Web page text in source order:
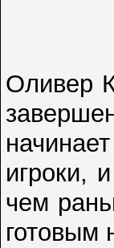
Оливер
игроки,
чем
готовым